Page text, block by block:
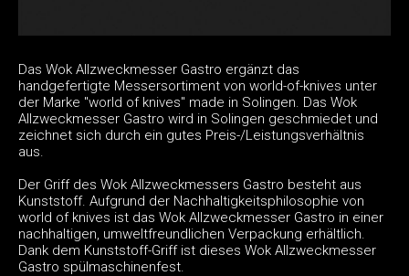
Das Wok Allzweckmesser Gastro ergänzt das
handgefertigte Messersortiment von world-of-knives unter
der Marke "world of knives" made in Solingen. Das Wok
Allzweckmesser Gastro wird in Solingen geschmiedet und
zeichnet sich durch ein gutes Preis-/Leistungsverhältnis
aus.
Der Griff des Wok Allzweckmessers Gastro besteht aus
Kunststoff. Aufgrund der Nachhaltigkeitsphilosophie von
world of knives ist das Wok Allzweckmesser Gastro in einer
nachhaltigen, umweltfreundlichen Verpackung erhältlich.
Dank dem Kunststoff-Griff ist dieses Wok Allzweckmesser
Gastro spülmaschinenfest.